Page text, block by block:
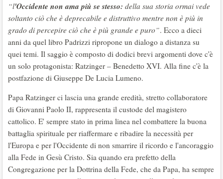
“l'Occidente non ama più se stesso: della sua storia ormai vede
soltanto ciò che è deprecabile e distruttivo mentre non è più in
grado di percepire ciò che è più grande e puro”. Ecco a dieci
anni da quel libro Padrizzi ripropone un dialogo a distanza su
quei temi. Il saggio è composto di dodici brevi argomenti dove c'è
un solo protagonista: Ratzinger – Benedetto XVI. Alla fine c'è la
postfazione di Giuseppe De Lucia Lumeno.
Papa Ratzinger ci lascia una grande eredità, stretto collaboratore
di Giovanni Paolo II, rappresenta il custode del magistero
cattolico. E' sempre stato in prima linea nel combattere la buona
battaglia spirituale per riaffermare e ribadire la necessità per
l'Europa e per l'Occidente di non smarrire il ricordo e l'ancoraggio
alla Fede in Gesù Cristo. Sia quando era prefetto della
Congregazione per la Dottrina della Fede, che da Papa, ha sempre